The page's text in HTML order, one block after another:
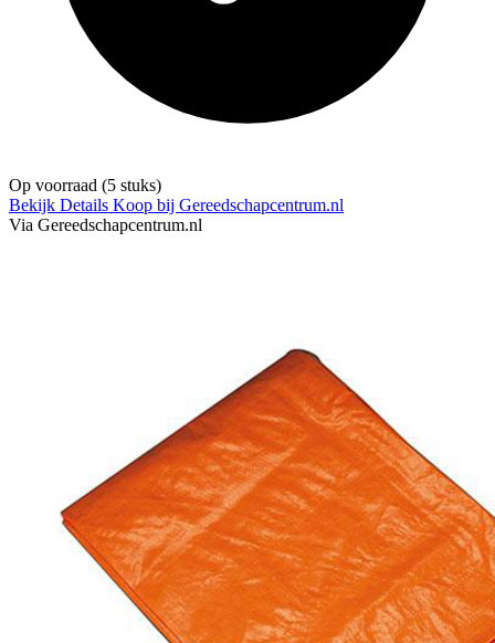
Op voorraad (5 stuks)
Bekijk Details Koop bij Gereedschapcentrum.nl
Via Gereedschapcentrum.nl